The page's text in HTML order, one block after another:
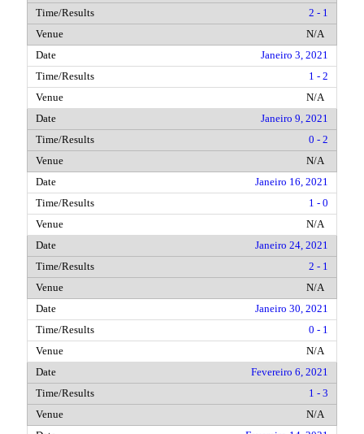
2 - 1
N/A
Janeiro 3, 2021
1 - 2
N/A
Janeiro 9, 2021
0 - 2
N/A
Janeiro 16, 2021
1 - 0
N/A
Janeiro 24, 2021
2 - 1
N/A
Janeiro 30, 2021
0 - 1
N/A
Fevereiro 6, 2021
1 - 3
N/A